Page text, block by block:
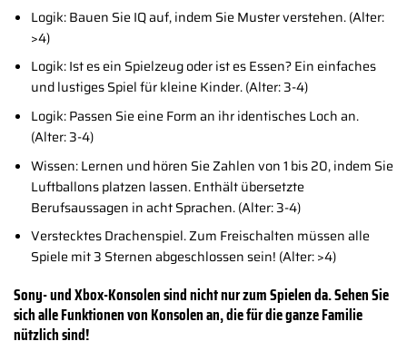
Logik: Bauen Sie IQ auf, indem Sie Muster verstehen. (Alter:
>4)
Logik: Ist es ein Spielzeug oder ist es Essen? Ein einfaches
und lustiges Spiel für kleine Kinder. (Alter: 3-4)
Logik: Passen Sie eine Form an ihr identisches Loch an.
(Alter: 3-4)
Wissen: Lernen und hören Sie Zahlen von 1 bis 20, indem Sie
Luftballons platzen lassen. Enthält übersetzte
Berufsaussagen in acht Sprachen. (Alter: 3-4)
Verstecktes Drachenspiel. Zum Freischalten müssen alle
Spiele mit 3 Sternen abgeschlossen sein! (Alter: >4)
Sony- und Xbox-Konsolen sind nicht nur zum Spielen da. Sehen Sie
sich alle Funktionen von Konsolen an, die für die ganze Familie
nützlich sind!